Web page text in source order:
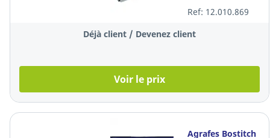
Ref: 12.010.869
Déjà client / Devenez client
Voir le prix
Agrafes Bostitch